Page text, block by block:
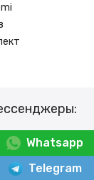
Whatsapp
Telegram